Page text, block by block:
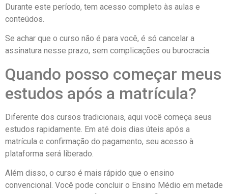
Durante este período, tem acesso completo às aulas e
conteúdos.
Se achar que o curso não é para você, é só cancelar a
assinatura nesse prazo, sem complicações ou burocracia.
Quando posso começar meus
estudos após a matrícula?
Diferente dos cursos tradicionais, aqui você começa seus
estudos rapidamente. Em até dois dias úteis após a
matrícula e confirmação do pagamento, seu acesso à
plataforma será liberado.
Além disso, o curso é mais rápido que o ensino
convencional. Você pode concluir o Ensino Médio em metade